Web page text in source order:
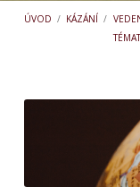
ÚVOD / KÁZÁNÍ /
"vedení
Kázání